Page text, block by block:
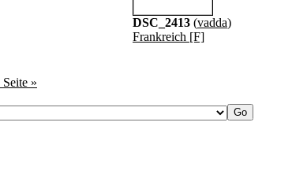
DSC_2413 (vadda)
Frankreich [F]
»